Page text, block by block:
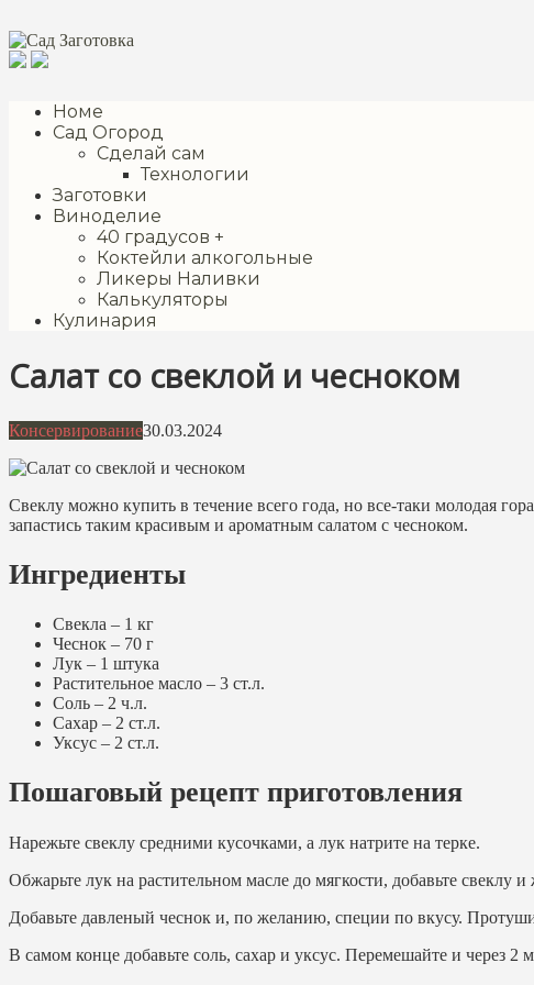
к
контенту
Номе
Сад Огород
Сделай сам
Технологии
Заготовки
Виноделие
40 градусов +
Коктейли алкогольные
Ликеры Наливки
Калькуляторы
Кулинария
Салат со свеклой и чесноком
Консервирование30.03.2024
Свеклу можно купить в течение всего года, но все-таки молодая
запастись таким красивым и ароматным салатом с чесноком.
Ингредиенты
Свекла – 1 кг
Чеснок – 70 г
Лук – 1 штука
Растительное масло – 3 ст.л.
Соль – 2 ч.л.
Сахар – 2 ст.л.
Уксус – 2 ст.л.
Пошаговый рецепт приготовления
Нарежьте свеклу средними кусочками, а лук натрите на терке.
Обжарьте лук на растительном масле до мягкости, добавьте свеклу
Добавьте давленый чеснок и, по желанию, специи по вкусу.
В самом конце добавьте соль, сахар и уксус. Перемешайте и через 2